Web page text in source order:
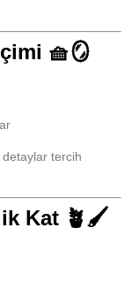
🧺🪞
tercih
Kat 🪴🖌️